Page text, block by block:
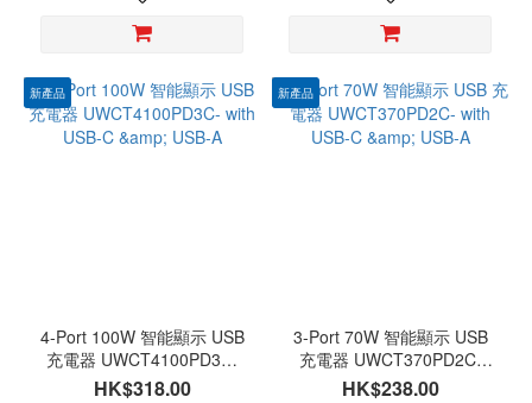
新產品
4-Port 100W 智能顯示 USB
充電器 UWCT4100PD3C-
with USB-C & USB-A
HK$318.00
新產品
3-Port 70W 智能顯示 USB
充電器 UWCT370PD2C-
with USB-C & USB-A
HK$238.00